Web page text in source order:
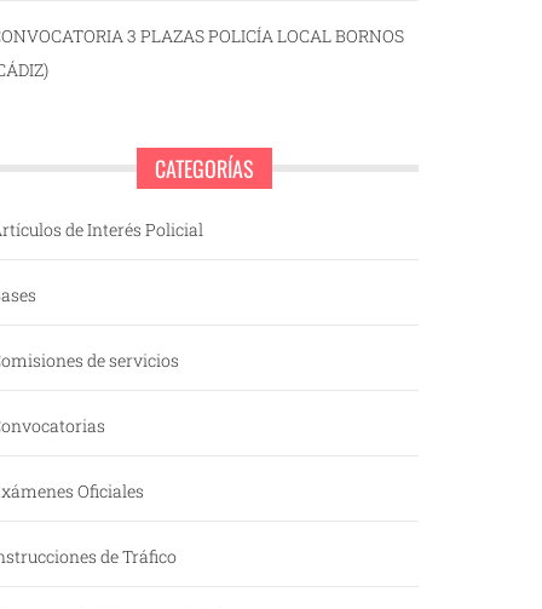
3 PLAZAS POLICÍA LOCAL BORNOS
CATEGORÍAS
de Interés Policial
de servicios
Oficiales
de Tráfico